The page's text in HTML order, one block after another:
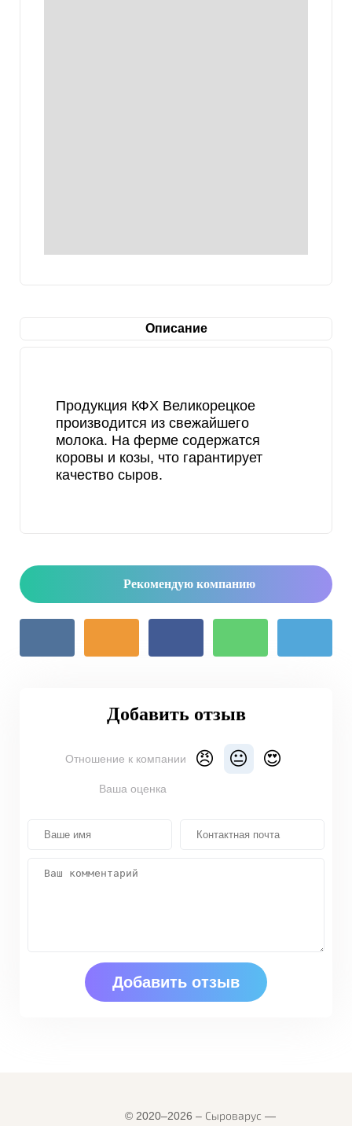
Описание
Продукция КФХ Великорецкое
производится из свежайшего
молока. На ферме содержатся
коровы и козы, что гарантирует
качество сыров.
Рекомендую компанию
Добавить отзыв
Отношение к компании 😠 😐 😍
Ваша оценка
© 2020–2026 – Сыроварус —